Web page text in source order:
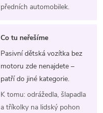
předních automobilek.
Co tu neřešíme
Pasivní dětská vozítka bez
motoru zde nenajdete –
patří do jiné kategorie.
K tomu: odrážedla, šlapadla
a tříkolky na lidský pohon